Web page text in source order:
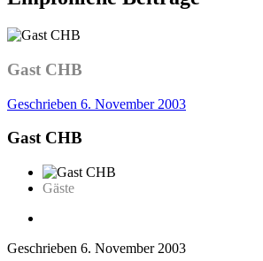
Gast CHB
Geschrieben 6. November 2003
Gast CHB
Gäste
Geschrieben 6. November 2003